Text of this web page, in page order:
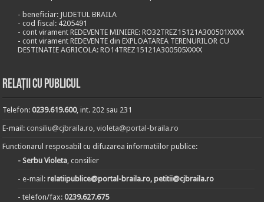
- beneficiar: JUDETUL BRAILA
- cod fiscal: 4205491
- cont virament REDEVENTE MINIERE: RO32TREZ15121A300501XXXX
- cont virament REDEVENTE din EXPLOATAREA TERENURILOR CU
DESTINATIE AGRICOLA: RO14TREZ15121A300505XXXX
Relații cu publicul
Telefon:0239.619.600, int. 202 sau 231
E-mail:consiliu@cjbraila.ro,violeta@portal-braila.ro
Functionarul resposabil cu difuzarea informatiilor publice:
- Serbu Violeta, consilier
- e-mail:relatiipublice@portal-braila.ro, petitii@cjbraila.ro
- telefon/fax:0239.627.675